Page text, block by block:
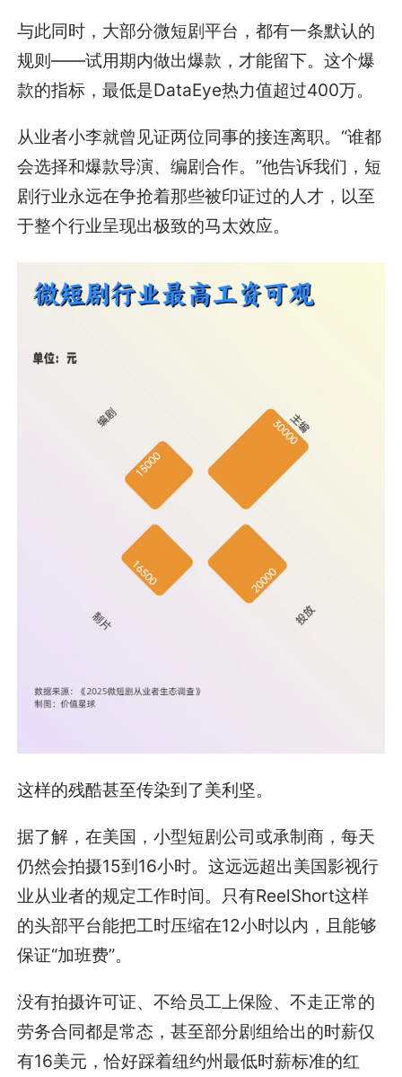
与此同时，大部分微短剧平台，都有一条默认的
规则——试用期内做出爆款，才能留下。这个爆
款的指标，最低是DataEye热力值超过400万。
从业者小李就曾见证两位同事的接连离职。“谁都
会选择和爆款导演、编剧合作。”他告诉我们，短
剧行业永远在争抢着那些被印证过的人才，以至
于整个行业呈现出极致的马太效应。
这样的残酷甚至传染到了美利坚。
据了解，在美国，小型短剧公司或承制商，每天
仍然会拍摄15到16小时。这远远超出美国影视行
业从业者的规定工作时间。只有ReelShort这样
的头部平台能把工时压缩在12小时以内，且能够
保证“加班费”。
没有拍摄许可证、不给员工上保险、不走正常的
劳务合同都是常态，甚至部分剧组给出的时薪仅
有16美元，恰好踩着纽约州最低时薪标准的红